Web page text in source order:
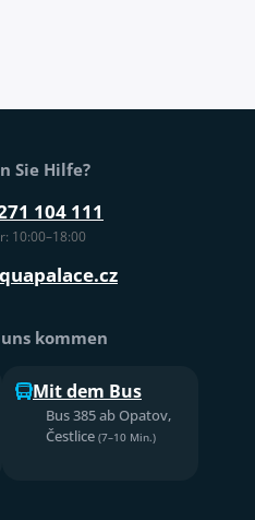
Sie Hilfe?
104 111
10:00–18:00
kommen
Mit dem Bus
Bus 385 ab Opatov,
Čestlice (7–10 Min.)